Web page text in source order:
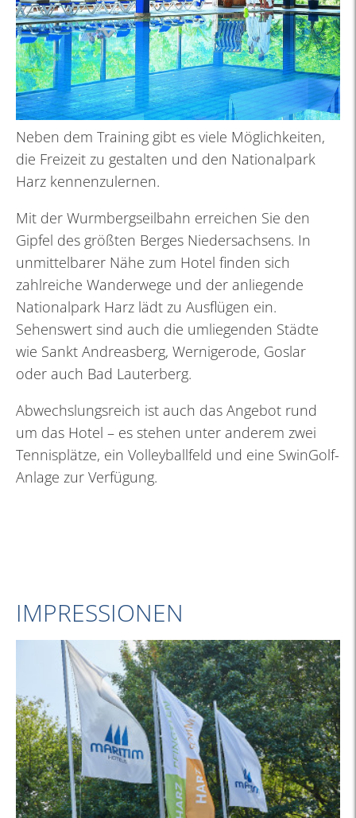
Neben dem Training gibt es viele Möglichkeiten,
die Freizeit zu gestalten und den Nationalpark
Harz kennenzulernen.
Mit der Wurmbergseilbahn erreichen Sie den
Gipfel des größten Berges Niedersachsens. In
unmittelbarer Nähe zum Hotel finden sich
zahlreiche Wanderwege und der anliegende
Nationalpark Harz lädt zu Ausflügen ein.
Sehenswert sind auch die umliegenden Städte
wie Sankt Andreasberg, Wernigerode, Goslar
oder auch Bad Lauterberg.
Abwechslungsreich ist auch das Angebot rund
um das Hotel – es stehen unter anderem zwei
Tennisplätze, ein Volleyballfeld und eine SwinGolf-
Anlage zur Verfügung.
IMPRESSIONEN